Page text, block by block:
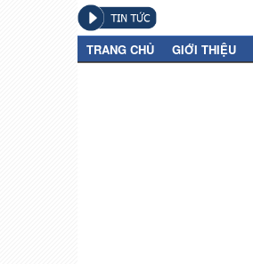
TRANG CHỦ GIỚI THIỆU